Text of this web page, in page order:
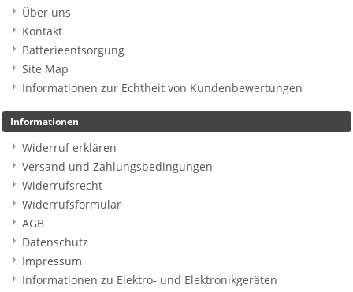
Über uns
Kontakt
Batterieentsorgung
Site Map
Informationen zur Echtheit von Kundenbewertungen
Informationen
Widerruf erklären
Versand und Zahlungsbedingungen
Widerrufsrecht
Widerrufsformular
AGB
Datenschutz
Impressum
Informationen zu Elektro- und Elektronikgeräten